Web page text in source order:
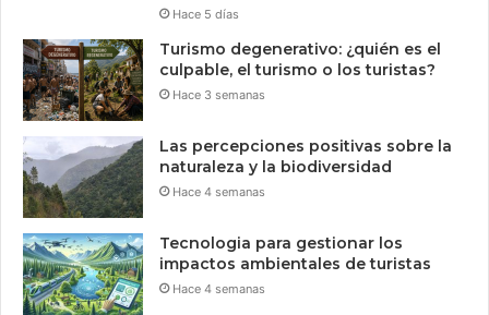
Hace 5 días
Turismo degenerativo: ¿quién es el
culpable, el turismo o los turistas?
Hace 3 semanas
Las percepciones positivas sobre la
naturaleza y la biodiversidad
Hace 4 semanas
Tecnologia para gestionar los
impactos ambientales de turistas
Hace 4 semanas